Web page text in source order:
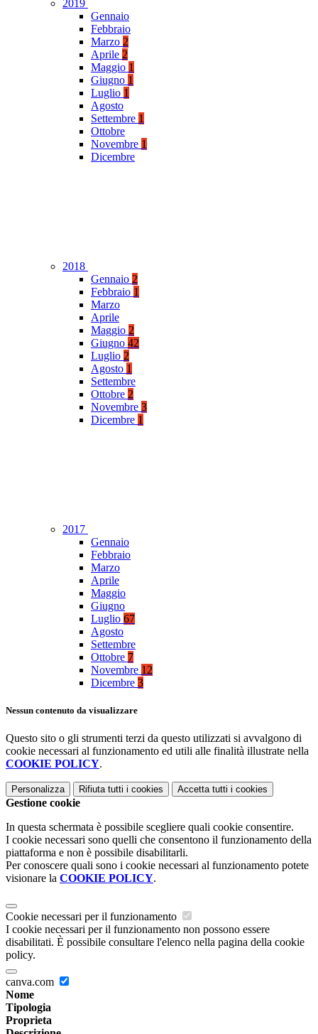
2019
Gennaio
Febbraio
Marzo 2
Aprile 2
Maggio 1
Giugno 1
Luglio 1
Agosto
Settembre 1
Ottobre
Novembre 1
Dicembre
2018
Gennaio 2
Febbraio 1
Marzo
Aprile
Maggio 2
Giugno 42
Luglio 2
Agosto 1
Settembre
Ottobre 2
Novembre 3
Dicembre 1
2017
Gennaio
Febbraio
Marzo
Aprile
Maggio
Giugno
Luglio 67
Agosto
Settembre
Ottobre 7
Novembre 12
Dicembre 3
Nessun contenuto da visualizzare
Questo sito o gli strumenti terzi da questo utilizzati si avvalgono di
cookie necessari al funzionamento ed utili alle finalità illustrate nella
COOKIE POLICY.
Personalizza Rifiuta tutti i cookies Accetta tutti i cookies
Gestione cookie
In questa schermata è possibile scegliere quali cookie consentire.
I cookie necessari sono quelli che consentono il funzionamento della
piattaforma e non è possibile disabilitarli.
Per conoscere quali sono i cookie necessari al funzionamento potete
visionare la COOKIE POLICY.
Cookie necessari per il funzionamento
I cookie necessari per il funzionamento non possono essere
disabilitati. È possibile consultare l'elenco nella pagina della cookie
policy.
canva.com
Nome
Tipologia
Proprieta